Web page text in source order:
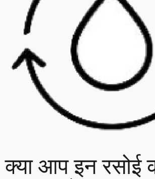
क्या आप इन रसोई